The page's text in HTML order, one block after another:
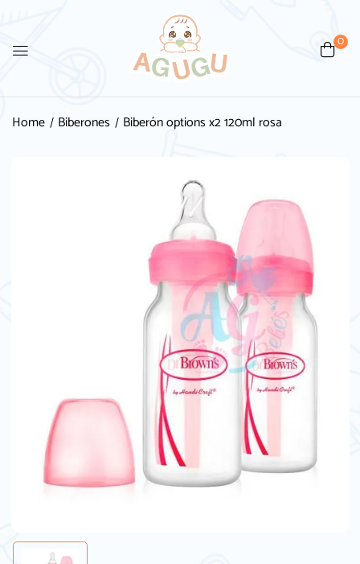
0
Home Biberones Biberón options x2 120ml rosa
Be the first to review
“Biberón options x2 120ml rosa”
*